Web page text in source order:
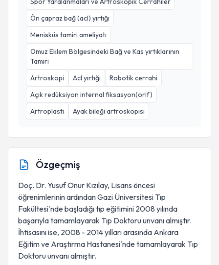
Ön çapraz bağ (acl) yırtığı
Menisküs tamiri ameliyatı
Omuz Eklem Bölgesindeki Bağ ve Kas yırtıklarının
Tamiri
Artroskopi
Acl yırtığı
Robotik cerrahi
Açık redüksiyon internal fiksasyon(orif)
Artroplasti
Ayak bileği artroskopisi
Özgeçmiş
Doç. Dr. Yusuf Onur Kızılay, Lisans öncesi
öğrenimlerinin ardından Gazi Üniversitesi Tıp
Fakültesi'nde başladığı tıp eğitimini 2008 yılında
başarıyla tamamlayarak Tıp Doktoru unvanı almıştır.
İhtisasını ise, 2008 - 2014 yılları arasında Ankara
Eğitim ve Araştırma Hastanesi'nde tamamlayarak Tıp
Doktoru unvanı almıştır.